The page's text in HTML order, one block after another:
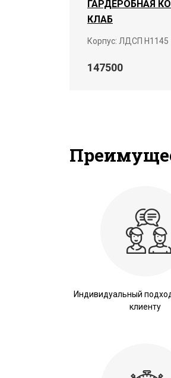
ГАРДЕРОБНАЯ
КЛАБ
Корпус: ЛДСП Н1145
147500
Индивидуальный
клиенту